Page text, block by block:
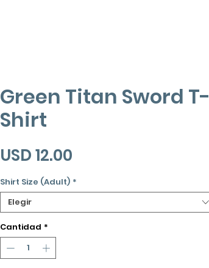
Green Titan Sword T-
Shirt
USD 12.00
Shirt Size (Adult) *
Elegir
Cantidad *